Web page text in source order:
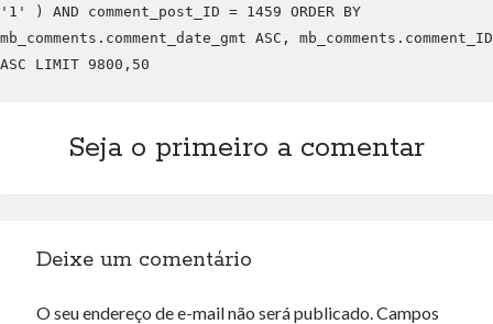
'1' ) AND comment_post_ID = 1459 ORDER BY
mb_comments.comment_date_gmt ASC, mb_comments.comment_ID
ASC LIMIT 9800,50
Seja o primeiro a comentar
Deixe um comentário
O seu endereço de e-mail não será publicado.Campos